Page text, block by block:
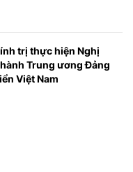
trị thực hiện Nghị
Trung ương Đảng
Việt Nam